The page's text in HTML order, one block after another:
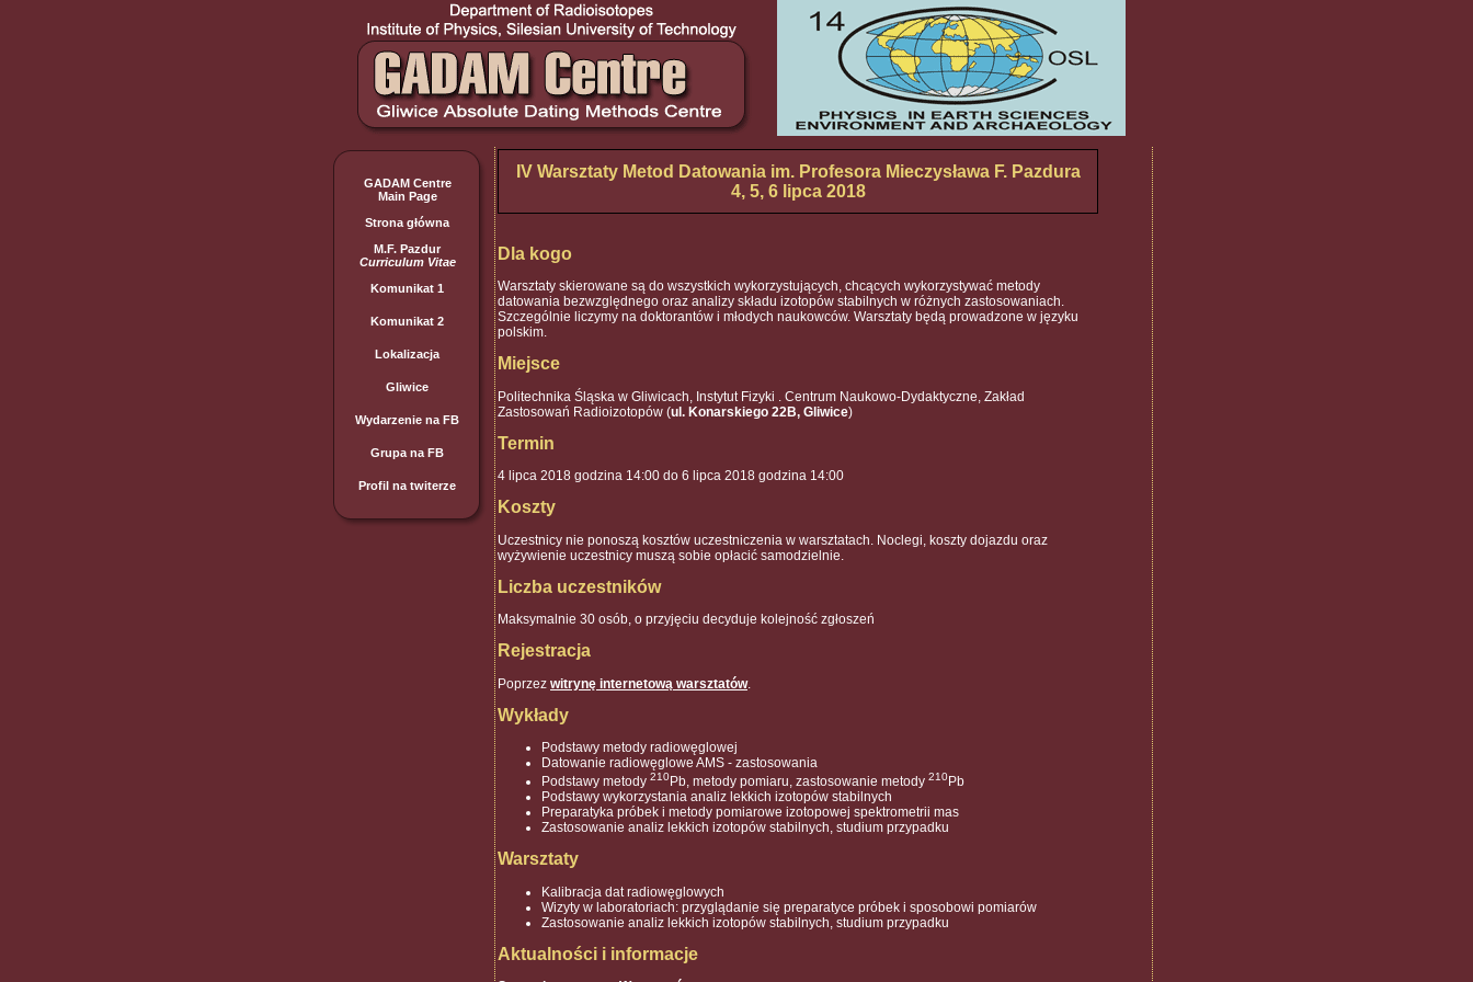
GADAM Centre
Main Page
Strona główna
M.F. Pazdur
Curriculum Vitae
Komunikat 1
Komunikat 2
Lokalizacja
Gliwice
Wydarzenie na FB
Grupa na FB
Profil na twiterze
IV Warsztaty Metod Datowania im. Profesora Mieczysława F. Pazdura
4, 5, 6 lipca 2018
Dla kogo
Warsztaty skierowane są do wszystkich wykorzystujących, chcących wykorzystywać metody
datowania bezwzględnego oraz analizy składu izotopów stabilnych w różnych zastosowaniach.
Szczególnie liczymy na doktorantów i młodych naukowców. Warsztaty będą prowadzone w języku
polskim.
Miejsce
Politechnika Śląska w Gliwicach, Instytut Fizyki . Centrum Naukowo-Dydaktyczne, Zakład
Zastosowań Radioizotopów (ul. Konarskiego 22B, Gliwice)
Termin
4 lipca 2018 godzina 14:00 do 6 lipca 2018 godzina 14:00
Koszty
Uczestnicy nie ponoszą kosztów uczestniczenia w warsztatach. Noclegi, koszty dojazdu oraz
wyżywienie uczestnicy muszą sobie opłacić samodzielnie.
Liczba uczestników
Maksymalnie 30 osób, o przyjęciu decyduje kolejność zgłoszeń
Rejestracja
Poprzez witrynę internetową warsztatów.
Wykłady
Podstawy metody radiowęglowej
Datowanie radiowęglowe AMS - zastosowania
Podstawy metody 210Pb, metody pomiaru, zastosowanie metody 210Pb
Podstawy wykorzystania analiz lekkich izotopów stabilnych
Preparatyka próbek i metody pomiarowe izotopowej spektrometrii mas
Zastosowanie analiz lekkich izotopów stabilnych, studium przypadku
Warsztaty
Kalibracja dat radiowęglowych
Wizyty w laboratoriach: przyglądanie się preparatyce próbek i sposobowi pomiarów
Zastosowanie analiz lekkich izotopów stabilnych, studium przypadku
Aktualności i informacje